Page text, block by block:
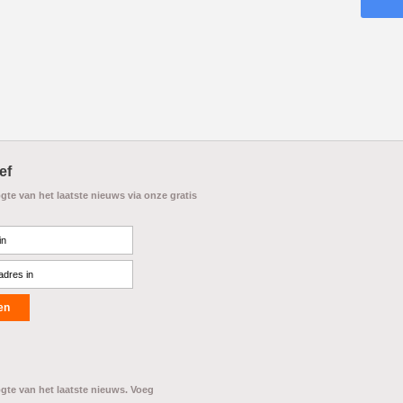
van het laatste nieuws via onze gratis
van het laatste nieuws. Voeg